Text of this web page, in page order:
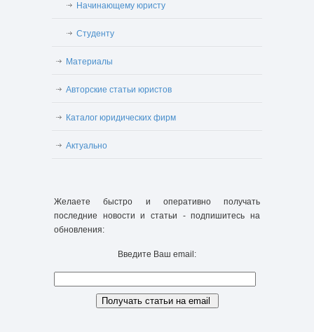
Начинающему юристу
Студенту
Материалы
Авторские статьи юристов
Каталог юридических фирм
Актуально
Желаете быстро и оперативно получать
последние новости и статьи - подпишитесь на
обновления:
Введите Ваш email: